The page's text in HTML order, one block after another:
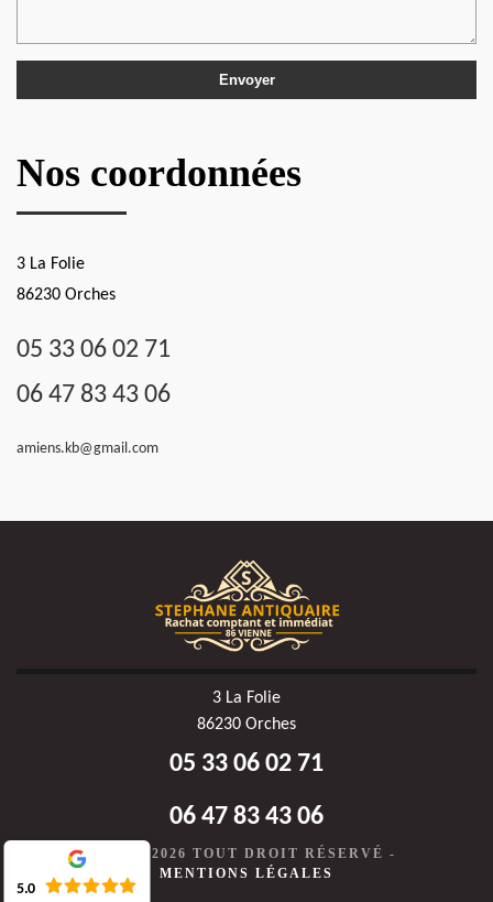
Nos coordonnées
3 La Folie
86230 Orches
05 33 06 02 71
06 47 83 43 06
amiens.kb@gmail.com
3 La Folie
86230 Orches
05 33 06 02 71
06 47 83 43 06
©2020-2026 TOUT DROIT RÉSERVÉ -
MENTIONS LÉGALES
5.0